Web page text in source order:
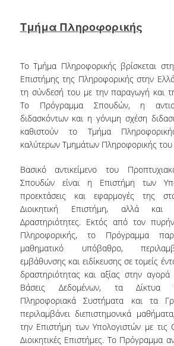
Τμήμα Πληροφορικής
Το Τμήμα Πληροφορικής βρίσκεται
Επιστήμης της Πληροφορικής στην
τη σύνδεσή του με την παραγωγή και
Το Πρόγραμμα Σπουδών, η
διδασκόντων και η γόνιμη σχέση
καθιστούν το Τμήμα
καλύτερων Τμημάτων Πληροφορικής του
Βασικό αντικείμενο του
Σπουδών είναι η Επιστήμη των
προεκτάσεις και εφαρμογές της
Διοικητική Επιστήμη, αλλά και
Δραστηριότητες. Εκτός από τον
Πληροφορικής, το Πρόγραμμα
μαθηματικό υπόβαθρο,
εμβάθυνσης και ειδίκευσης σε τομείς
δραστηριότητας και αξίας στην
Βάσεις Δεδομένων, τα Δίκτυα
Πληροφοριακά Συστήματα και τα
περιλαμβάνει διεπιστημονικά
την Επιστήμη των Υπολογιστών με τις
Διοικητικές Επιστήμες. Το Πρόγραμμα